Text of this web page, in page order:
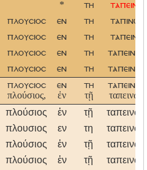
* τη
πλουσιοσ εν τη
πλουσιοσ εν τη
πλουσιοσ εν τη
πλουσιοσ εν τη
πλουσιοσ
πλούσιος,
εν
ἐν
τη
τῇ
πλούσιος ἐν τῇ
πλουσιος εν τη
πλούσιος ἐν τῇ
πλούσιος ἐν τῇ